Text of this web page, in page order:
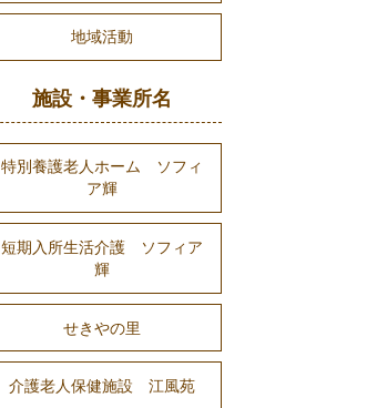
地域活動
施設・事業所名
特別養護老人ホーム ソフィ
ア輝
短期入所生活介護 ソフィア
輝
せきやの里
介護老人保健施設 江風苑